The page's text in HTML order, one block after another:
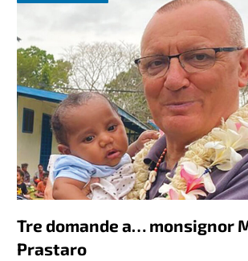
Tre domande a… monsignor
Prastaro